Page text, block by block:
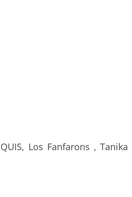
Los Fanfarons , Tanika